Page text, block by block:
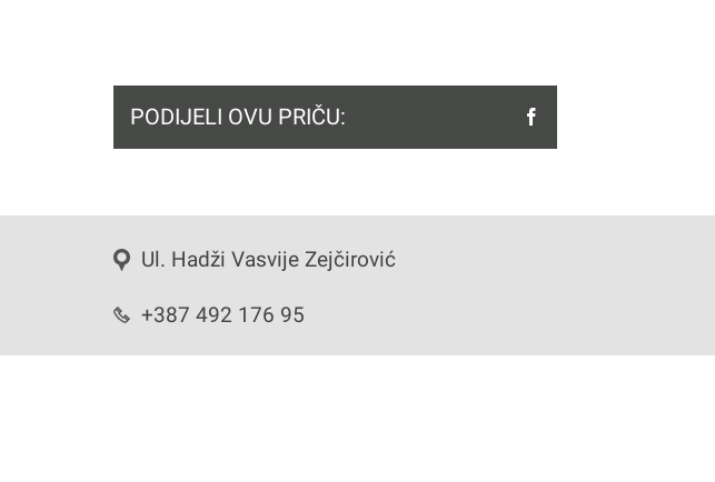
PODIJELI OVU PRIČU:
Ul. Hadži Vasvije Zejčirović
+387 492 176 95